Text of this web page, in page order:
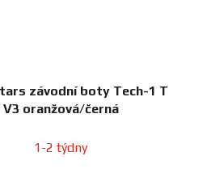
závodní boty Tech-1 T
V3 oranžová/černá
1-2 týdny